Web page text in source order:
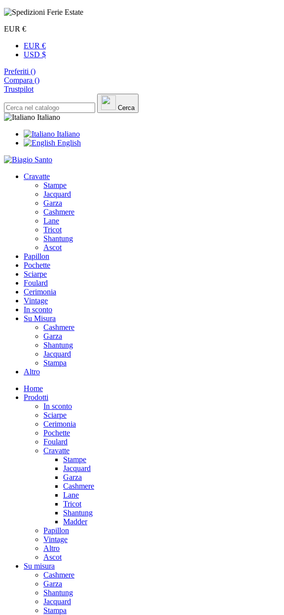
EUR €
EUR €
USD $
Preferiti ()
Compara ()
Trustpilot
Cerca
Italiano
Italiano
English
Cravatte
Stampe
Jacquard
Garza
Cashmere
Lane
Tricot
Shantung
Ascot
Papillon
Pochette
Sciarpe
Foulard
Cerimonia
Vintage
In sconto
Su Misura
Cashmere
Garza
Shantung
Jacquard
Stampa
Altro
Home
Prodotti
In sconto
Sciarpe
Cerimonia
Pochette
Foulard
Cravatte
Stampe
Jacquard
Garza
Cashmere
Lane
Tricot
Shantung
Madder
Papillon
Vintage
Altro
Ascot
Su misura
Cashmere
Garza
Shantung
Jacquard
Stampa